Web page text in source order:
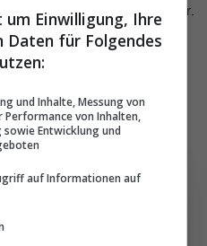
Pakete über Railtour buchbar.
grosser Touristenmagnete,
Einwilligung, Ihre
Daten für Folgendes
und Inhalte, Messung von
Performance von Inhalten,
Entwicklung und
auf Informationen auf